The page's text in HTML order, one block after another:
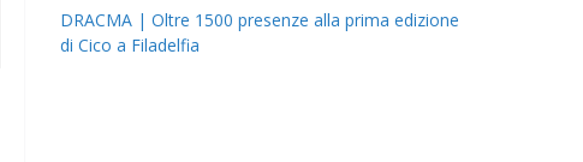
DRACMA | Oltre 1500 presenze alla prima edizione
di Cico a Filadelfia